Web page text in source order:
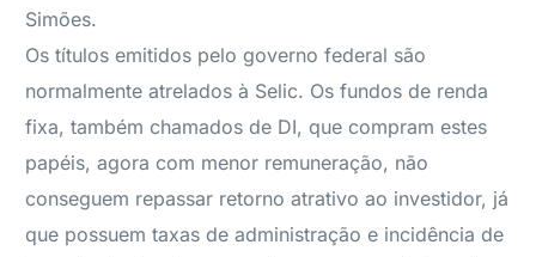
Simões.
Os títulos emitidos pelo governo federal são
normalmente atrelados à Selic. Os fundos de renda
fixa, também chamados de DI, que compram estes
papéis, agora com menor remuneração, não
conseguem repassar retorno atrativo ao investidor, já
que possuem taxas de administração e incidência de